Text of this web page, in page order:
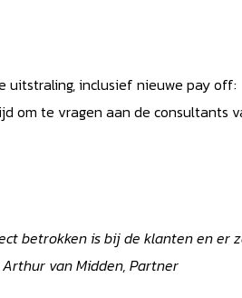
inclusief nieuwe pay off:
om te vragen aan de consultants
betrokken is bij de klanten en er
van Midden, Partner